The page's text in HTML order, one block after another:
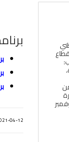
04-12
يومي 10-11 نوفمبر